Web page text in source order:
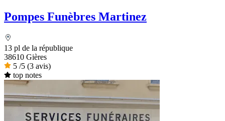
Pompes Funèbres Martinez
13 pl de la république
38610 Gières
5 /5 (3 avis)
top notes